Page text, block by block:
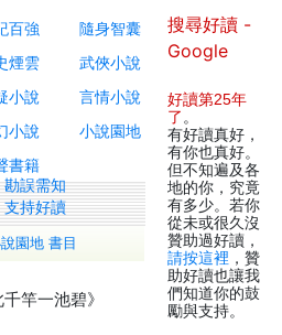
百強
隨身智囊
煙雲
武俠小說
小說
言情小說
小說
小說園地
書籍
勘誤需知
支持好讀
園地 書目
竿一池碧》
搜尋好讀 -
Google
好讀第25年
了 。
有好讀真好，
有你也真好。
但不知遍及各
地的你，究竟
有多少。若你
從未或很久沒
贊助過好讀，
請按這裡 ，贊
助好讀也讓我
們知道你的鼓
勵與支持。